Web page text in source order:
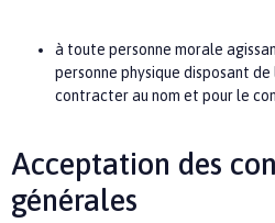
à toute personne morale
personne physique disposant
contracter au nom et pour le
Acceptation des
générales